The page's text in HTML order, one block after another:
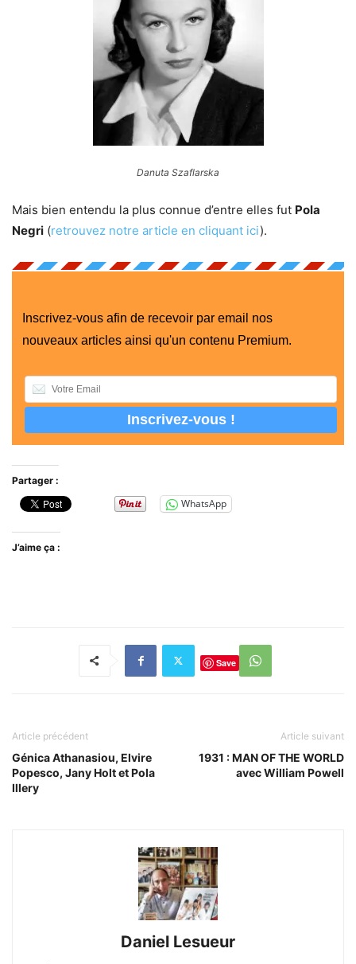
Danuta Szaflarska
Mais bien entendu la plus connue d’entre elles fut Pola
Negri (retrouvez notre article en cliquant ici).
Inscrivez-vous afin de recevoir par email nos
nouveaux articles ainsi qu'un contenu Premium.
Partager :
WhatsApp
J’aime ça :
Save
Article précédent
Génica Athanasiou, Elvire
Popesco, Jany Holt et Pola
Illery
Article suivant
1931 : MAN OF THE WORLD
avec William Powell
Daniel Lesueur